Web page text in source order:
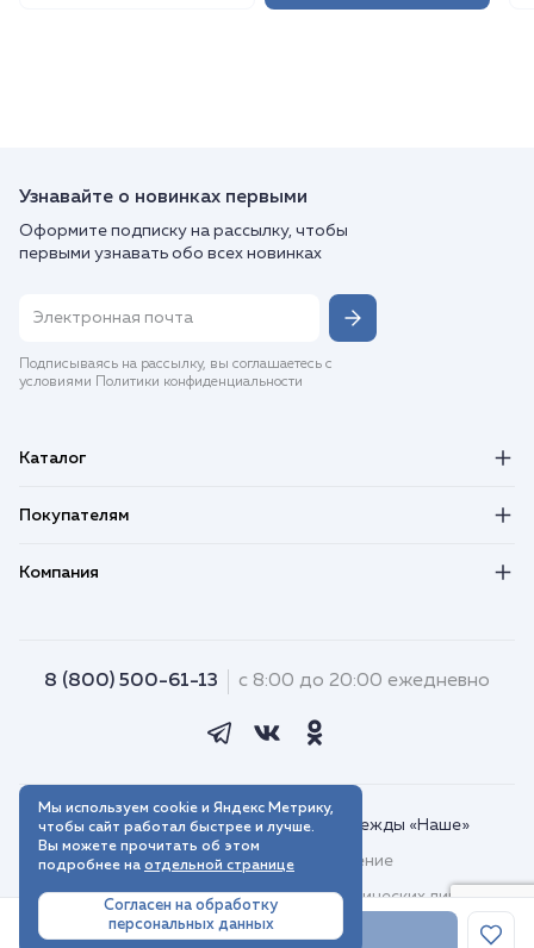
В корзину
Узнавайте о новинках первыми
Оформите подписку на рассылку, чтобы
первыми узнавать обо всех новинках
Подписываясь на рассылку, вы соглашаетесь с
условиями Политики конфиденциальности
Каталог
Покупателям
Компания
8 (800) 500-61-13 с 8:00 до 20:00 ежедневно
© 2018–2026. Интернет-магазин одежды «Наше»
Пользовательское соглашение
Договор присоединения для юридических лиц
Политика обработки персональных данных
Мы используем cookie и Яндекс Метрику,
чтобы сайт работал быстрее и лучше.
Вы можете прочитать об этом
подробнее на отдельной странице
Согласен на обработку
персональных данных